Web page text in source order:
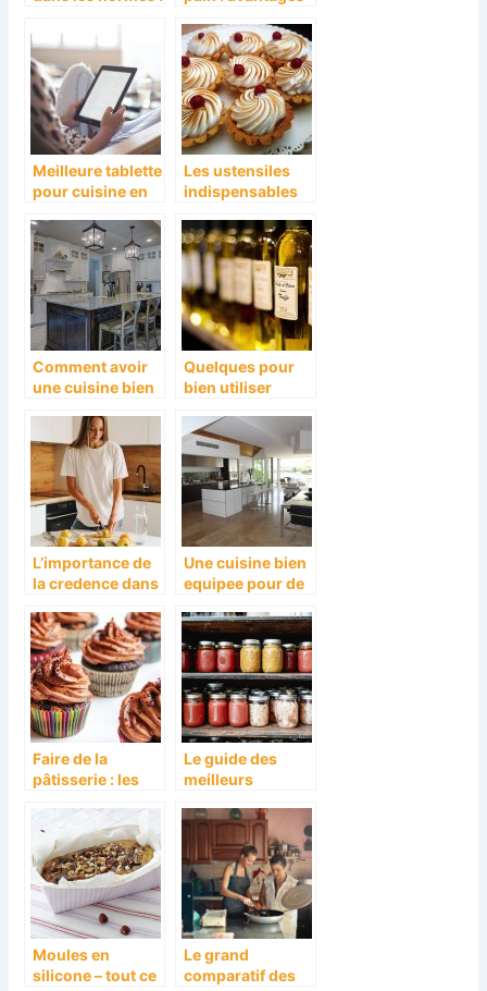
a avoir
choix
Meilleure tablette
pour cuisine en
Les ustensiles
indispensables
preparation de
patisserie
Comment avoir
une cuisine bien
Quelques pour
bien utiliser
cuisine
L’importance de
la credence dans
moderne
Une cuisine bien
equipee pour de
plats.
Faire de la
pâtisserie : les
nécessaires
Le guide des
meilleurs
bocaux
Moules en
silicone – tout ce
Le grand
comparatif des